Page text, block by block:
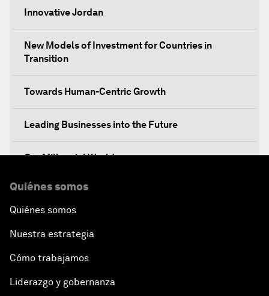
Innovative Jordan
New Models of Investment for Countries in
Transition
Towards Human-Centric Growth
Leading Businesses into the Future
Our Millennial World
Finding the $100 Billion for Infrastructure
The Future of Europe
Rebuilding for Peace
Quiénes somos
Quiénes somos
Nuestra estrategia
Cómo trabajamos
Liderazgo y gobernanza